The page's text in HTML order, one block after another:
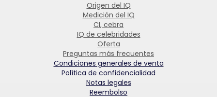
Origen del IQ
Medición del IQ
CI, cebra
IQ de celebridades
Oferta
Preguntas más frecuentes
Condiciones generales de venta
Política de confidencialidad
Notas legales
Reembolso